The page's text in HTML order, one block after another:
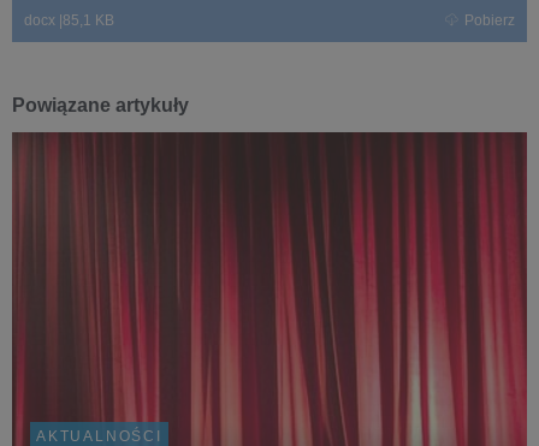
docx 85,1 KB Pobierz
Powiązane artykuły
AKTUALNOŚCI